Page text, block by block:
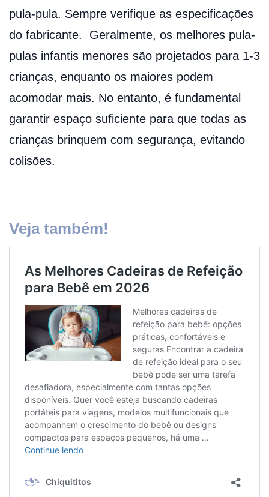
pula-pula. Sempre verifique as especificações
do fabricante. Geralmente, os melhores pula-
pulas infantis menores são projetados para 1-3
crianças, enquanto os maiores podem
acomodar mais. No entanto, é fundamental
garantir espaço suficiente para que todas as
crianças brinquem com segurança, evitando
colisões.
Veja também!